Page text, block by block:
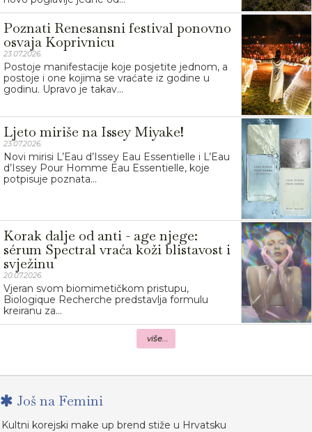
Poznati Renesansni festival ponovno
osvaja Koprivnicu
23.07.2026.
Postoje manifestacije koje posjetite jednom, a
postoje i one kojima se vraćate iz godine u
godinu. Upravo je takav...
Ljeto miriše na Issey Miyake!
23.07.2026.
Novi mirisi L’Eau d’Issey Eau Essentielle i L’Eau
d’Issey Pour Homme Eau Essentielle, koje
potpisuje poznata...
Korak dalje od anti - age njege:
sérum Spectral vraća koži blistavost i
svježinu
20.07.2026.
Vjeran svom biomimetičkom pristupu,
Biologique Recherche predstavlja formulu
kreiranu za...
više...
Još na Femini
Kultni korejski make up brend stiže u Hrvatsku